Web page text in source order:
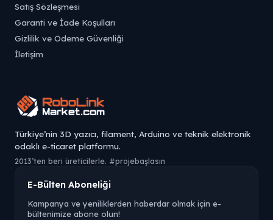
Satış Sözleşmesi
Garanti ve İade Koşulları
Gizlilik ve Ödeme Güvenliği
İletişim
Türkiye’nin 3D yazıcı, filament, Arduino ve teknik elektronik
odaklı e-ticaret platformu.
2013’ten beri üreticilerle. #projebaşlasın
E-Bülten Aboneliği
Kampanya ve yeniliklerden haberdar olmak için e-
bültenimize abone olun!